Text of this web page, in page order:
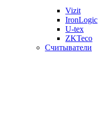
Vizit
IronLogic
U-tex
ZKTeco
Считыватели